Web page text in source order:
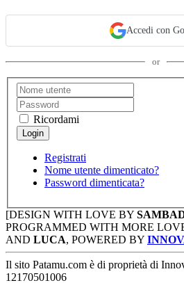
Accedi con
or
Ricordami
Registrati
Nome utente dimenticato?
Password dimenticata?
[DESIGN WITH LOVE BY
PROGRAMMED WITH MORE
AND LUCA, POWERED BY
Il sito Patamu.com è di proprietà di
12170501006